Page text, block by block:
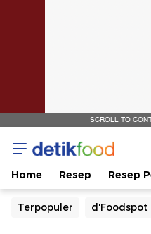
SCROLL TO
Home Resep Resep
Terpopuler d'Foodspot